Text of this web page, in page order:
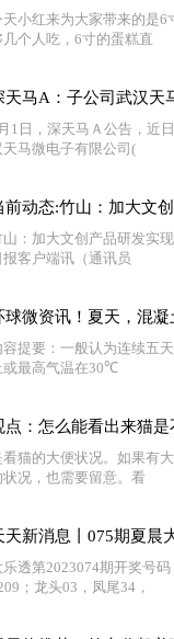
天小红来为大家带来的是6
几个人吃，6寸的蛋糕直
1日，深天马Ａ公告，近
天马微电子有限公司(
山：加大文创产品研发实
报客户端讯（通讯员
球微资讯！夏天，混凝
容提要：一般认为连续五
或最高气温在30℃
看猫的大便状况。如果有
状况，也需要留意。看
乐透第2023074期开奖号
；龙头03，凤尾34，